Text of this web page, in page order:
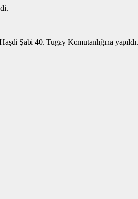
Şabi 40. Tugay Komutanlığına yapıldı.